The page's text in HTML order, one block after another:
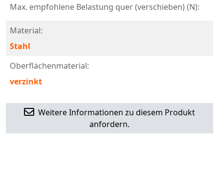
Max. empfohlene Belastung quer (verschieben) (N):
Material:
Stahl
Oberflächenmaterial:
verzinkt
Weitere Informationen zu diesem Produkt
anfordern.